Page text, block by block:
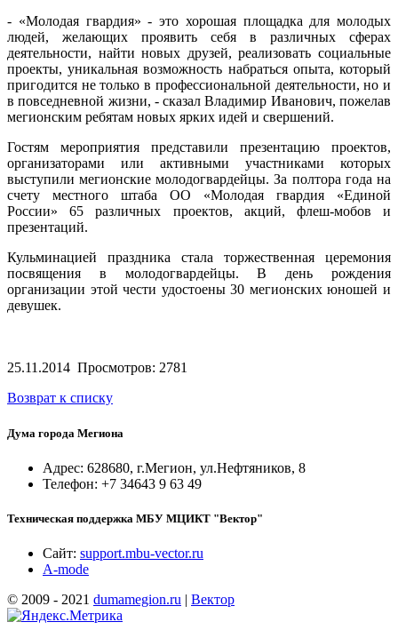
- «Молодая гвардия» - это хорошая площадка для молодых
людей, желающих проявить себя в различных сферах
деятельности, найти новых друзей, реализовать социальные
проекты, уникальная возможность набраться опыта, который
пригодится не только в профессиональной деятельности, но и
в повседневной жизни, - сказал Владимир Иванович, пожелав
мегионским ребятам новых ярких идей и свершений.
Гостям мероприятия представили презентацию проектов,
организаторами или активными участниками которых
выступили мегионские молодогвардейцы. За полтора года на
счету местного штаба ОО «Молодая гвардия «Единой
России» 65 различных проектов, акций, флеш-мобов и
презентаций.
Кульминацией праздника стала торжественная церемония
посвящения в молодогвардейцы. В день рождения
организации этой чести удостоены 30 мегионских юношей и
девушек.
25.11.2014 Просмотров: 2781
Возврат к списку
Дума города Мегиона
Адрес: 628680, г.Мегион, ул.Нефтяников, 8
Телефон: +7 34643 9 63 49
Техническая поддержка МБУ МЦИКТ "Вектор"
Сайт: support.mbu-vector.ru
A-mode
© 2009 - 2021 dumamegion.ru | Вектор